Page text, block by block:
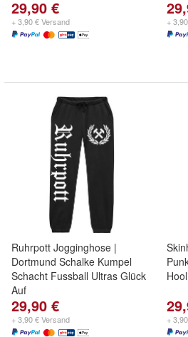
29,90 €
+ 3,90 € Versand +
Ruhrpott Jogginghose |
Dortmund Schalke Kumpel
Schacht Fussball Ultras Glück
Auf
29,90 €
+ 3,90 € Versand +